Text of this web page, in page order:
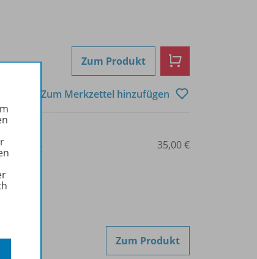
Zum Produkt
Zum Merkzettel hinzufügen
04931-4 35,00 €
Zum Produkt